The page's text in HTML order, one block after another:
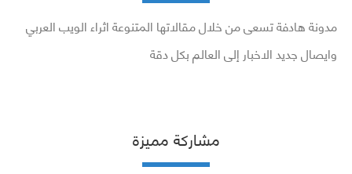
مدونة هادفة تسعى من خلال مقالاتها المتنوعة اثراء الويب العربي
وايصال جديد الاخبار إلى العالم بكل دقة
مشاركة مميزة